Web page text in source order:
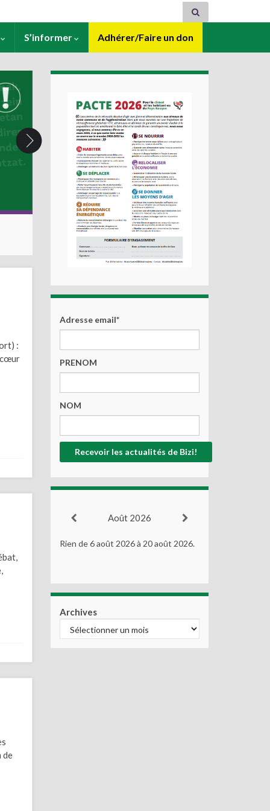
S’informer Adhérer/Faire un don
:
cœur
de
Adresse email*
PRENOM
NOM
Août 2026
Rien de 6 août 2026 à 20 août 2026.
Archives